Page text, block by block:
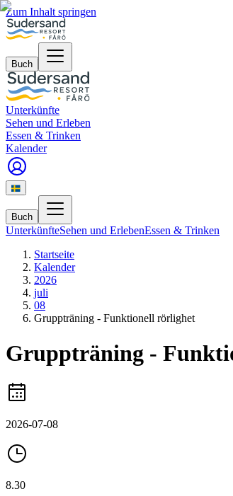
Zum Inhalt springen
Buch
Unterkünfte
Sehen und Erleben
Essen & Trinken
Kalender
Buch
UnterkünfteSehen und ErlebenEssen & Trinken
Startseite
Kalender
2026
juli
08
Gruppträning - Funktionell rörlighet
Gruppträning -
2026-07-08
8.30